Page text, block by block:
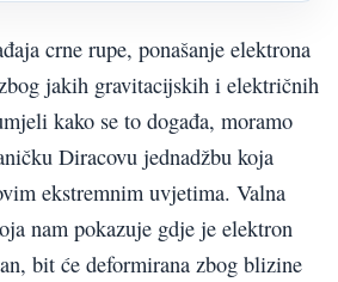
crne rupe, ponašanje elektrona
jakih gravitacijskih i električnih
kako se to događa, moramo
Diracovu jednadžbu koja
ekstremnim uvjetima. Valna
nam pokazuje gdje je elektron
bit će deformirana zbog blizine